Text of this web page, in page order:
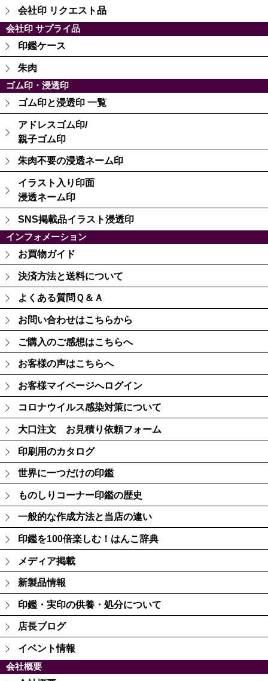
会社印 リクエスト品
会社印 サプライ品
印鑑ケース
朱肉
ゴム印・浸透印
ゴム印と浸透印 一覧
アドレスゴム印/
親子ゴム印
朱肉不要の浸透ネーム印
イラスト入り印面
浸透ネーム印
SNS掲載品イラスト浸透印
インフォメーション
お買物ガイド
決済方法と送料について
よくある質問Ｑ＆Ａ
お問い合わせはこちらから
ご購入のご感想はこちらへ
お客様の声はこちらへ
お客様マイページへログイン
コロナウイルス感染対策について
大口注文 お見積り依頼フォーム
印刷用のカタログ
世界に一つだけの印鑑
ものしりコーナー印鑑の歴史
一般的な作成方法と当店の違い
印鑑を100倍楽しむ！はんこ辞典
メディア掲載
新製品情報
印鑑・実印の供養・処分について
店長ブログ
イベント情報
会社概要